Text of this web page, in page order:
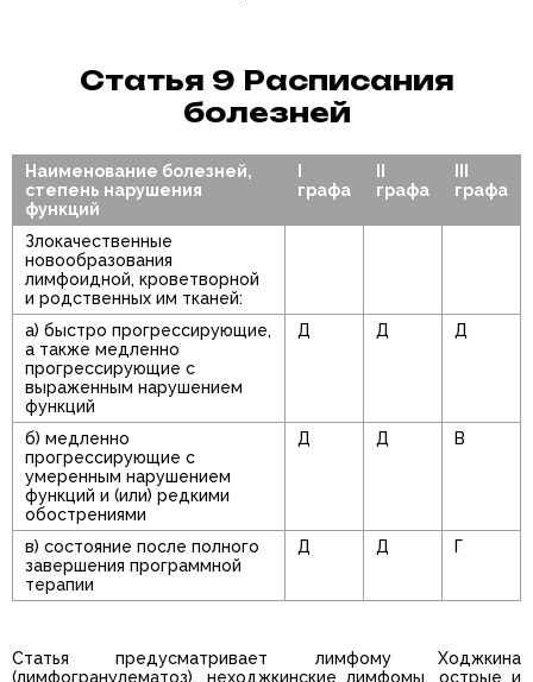
Статья 9 Расписания
болезней
Наименование болезней,
степень нарушения
функций
графа
графа
графа
Злокачественные
новообразования
лимфоидной, кроветворной
и родственных им тканей:
а) быстро прогрессирующие,
а также медленно
прогрессирующие с
выраженным нарушением
функций
Д Д Д
б) медленно
прогрессирующие с
умеренным нарушением
функций и (или) редкими
обострениями
Д Д В
в) состояние после полного
завершения программной
терапии
Д Д Г
Статья предусматривает лимфому Ходжкина
(лимфогранулематоз), неходжкинские лимфомы, острые и